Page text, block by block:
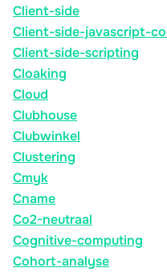
Client-side
Client-side-javascript-
Client-side-scripting
Cloaking
Cloud
Clubhouse
Clubwinkel
Clustering
Cmyk
Cname
Co2-neutraal
Cognitive-computing
Cohort-analyse